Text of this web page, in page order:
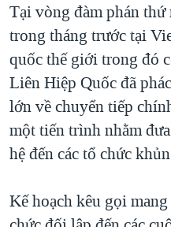
Tại vòng đàm phán
trong tháng trước tại
quốc thế giới trong đó
Liên Hiệp Quốc đã
lớn về chuyển tiếp
một tiến trình nhằm
hệ đến các tổ chức
Kế hoạch kêu gọi